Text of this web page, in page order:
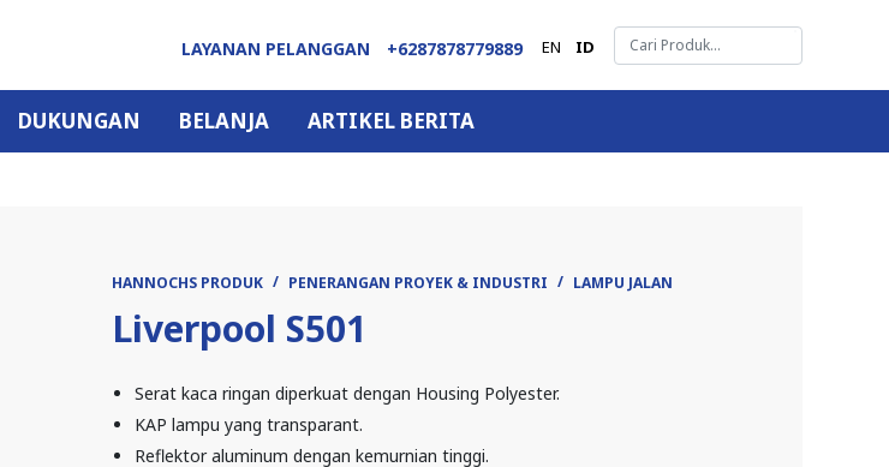
LAYANAN PELANGGAN +6287878779889 EN ID
DUKUNGAN BELANJA ARTIKEL BERITA
HANNOCHS PRODUK PENERANGAN PROYEK & INDUSTRI LAMPU JALAN
Liverpool S501
Serat kaca ringan diperkuat dengan Housing Polyester.
KAP lampu yang transparant.
Reflektor aluminum dengan kemurnian tinggi.